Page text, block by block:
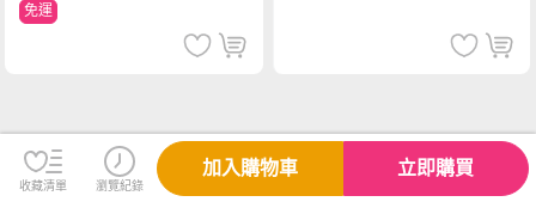
免運
收藏清單 瀏覽紀錄
加入購物車 立即購買